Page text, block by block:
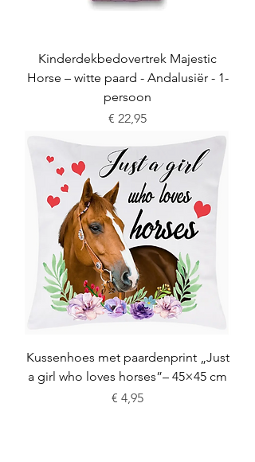
Kinderdekbedovertrek Majestic
Horse – witte paard - Andalusiër - 1-
persoon
Prijs
€ 22,95
Kussenhoes met paardenprint „Just
a girl who loves horses”– 45×45 cm
Prijs
€ 4,95